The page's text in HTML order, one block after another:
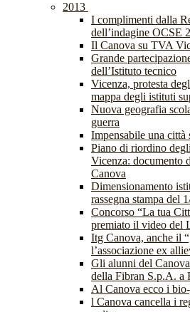
2013
I complimenti dalla
dell’indagine OCSE
Il Canova su TVA
Grande
dell’Istituto tecnico
Vicenza, protesta
mappa degli istituti
Nuova geografia
guerra
Impensabile una città
Piano di riordino
Vicenza: documento
Canova
Dimensionamento
rassegna stampa del
Concorso “La tua
premiato il video del
Itg Canova, anche il
l’associazione ex
Gli alunni del
della Fibran S.p.A. a
Al Canova ecco i
l Canova cancella i